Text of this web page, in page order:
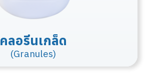
คลอรีนเกล็ด
(Granules)